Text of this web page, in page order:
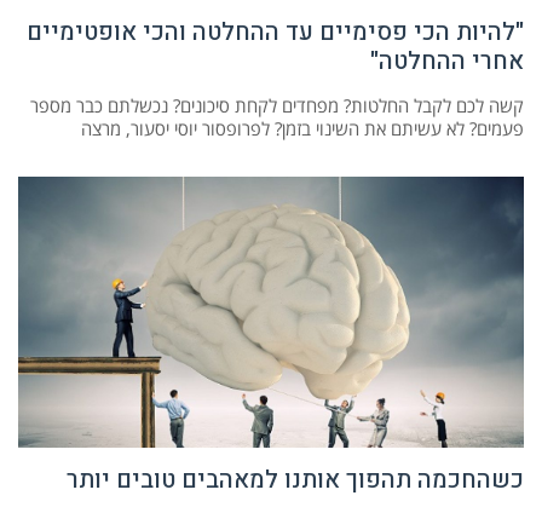
"להיות הכי פסימיים עד ההחלטה והכי אופטימיים
אחרי ההחלטה"
קשה לכם לקבל החלטות? מפחדים לקחת סיכונים? נכשלתם כבר מספר
פעמים? לא עשיתם את השינוי בזמן? לפרופסור יוסי יסעור, מרצה
כשהחכמה תהפוך אותנו למאהבים טובים יותר